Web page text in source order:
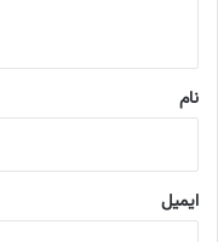
نام
ایمیل